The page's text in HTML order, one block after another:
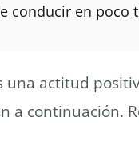
conducir en
actitud
a continuación.